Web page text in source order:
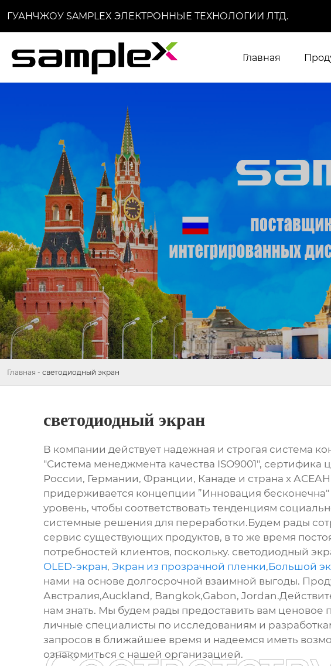
ГУАНЧЖОУ SAMPLEX ЭЛЕКТРОННЫЕ ТЕХНОЛОГИИ ЛТД.
Главная
Главная - светодиодный экран
светодиодный экран
В компании действует надежная и строгая система
"Система менеджмента качества ISO9001",
России, Германии, Франции, Канаде и страна х
придерживается концепции ”Инновация
уровень, чтобы соответствовать тенденциям
системные решения для переработки.Будем рады
сервис существующих продуктов, в то же время
потребностей клиентов, поскольку. светодиодный
OLED-экран, Экран из прозрачной пленки,Большой
нами на основе долгосрочной взаимной выгоды.
Австралия,Auckland, Bangkok,Gabon,
нам знать. Мы будем рады предоставить вам
личные специалисты по исследованиям и
запросов в ближайшее время и надеемся иметь
ознакомиться с нашей организацией.